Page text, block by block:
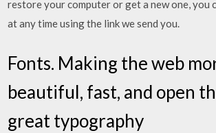
restore your computer or get a new one, you
at any time using the link we send you.
Fonts. Making the web
beautiful, fast, and open
great typography